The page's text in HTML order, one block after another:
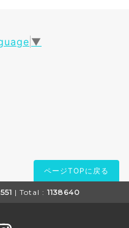
▼
ページTOPに戻る
551 | Total : 1138640